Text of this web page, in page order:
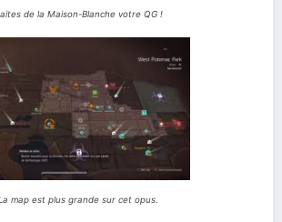
de la Maison-Blanche votre QG !
map est plus grande sur cet opus.